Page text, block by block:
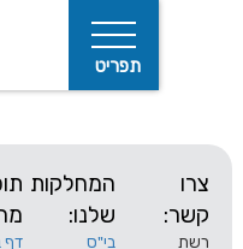
המחלקות
שלנו:
בי"ס
תוכן
מרכזי:
דף בית